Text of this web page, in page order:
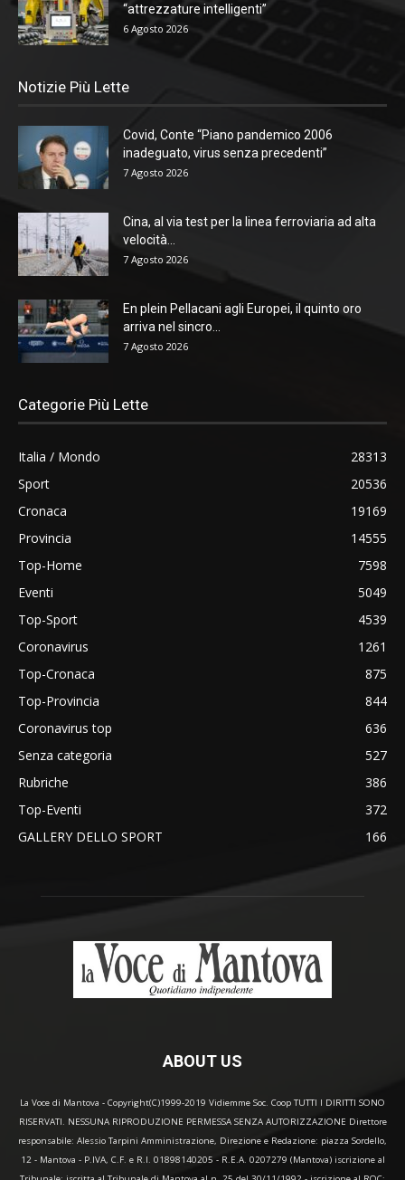
“attrezzature intelligenti”
6 Agosto 2026
Notizie Più Lette
Covid, Conte “Piano pandemico 2006
inadeguato, virus senza precedenti”
7 Agosto 2026
Cina, al via test per la linea ferroviaria ad alta
velocità...
7 Agosto 2026
En plein Pellacani agli Europei, il quinto oro
arriva nel sincro...
7 Agosto 2026
Categorie Più Lette
Italia / Mondo
28313
Sport
20536
Cronaca
19169
Provincia
14555
Top-Home
7598
Eventi
5049
Top-Sport
4539
Coronavirus
1261
Top-Cronaca
875
Top-Provincia
844
Coronavirus top
636
Senza categoria
527
Rubriche
386
Top-Eventi
372
GALLERY DELLO SPORT
166
ABOUT US
La Voce di Mantova - Copyright(C)1999-2019 Vidiemme Soc. Coop TUTTI I DIRITTI SONO
RISERVATI. NESSUNA RIPRODUZIONE PERMESSA SENZA AUTORIZZAZIONE Direttore
responsabile: Alessio Tarpini Amministrazione, Direzione e Redazione: piazza Sordello,
12 - Mantova - P.IVA, C.F. e R.I. 01898140205 - R.E.A. 0207279 (Mantova) iscrizione al